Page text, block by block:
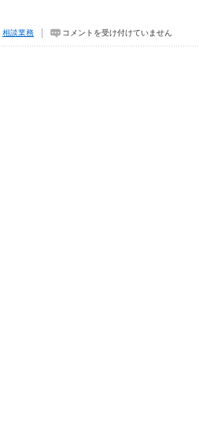
相談業務
確
コメントを受け付けていません